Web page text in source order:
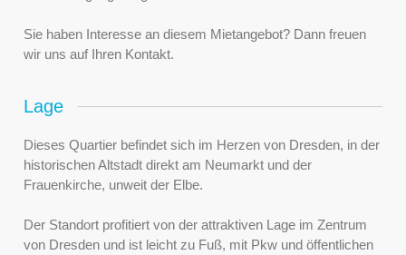
Sie haben Interesse an diesem Mietangebot? Dann freuen
wir uns auf Ihren Kontakt.
Lage
Dieses Quartier befindet sich im Herzen von Dresden, in der
historischen Altstadt direkt am Neumarkt und der
Frauenkirche, unweit der Elbe.
Der Standort profitiert von der attraktiven Lage im Zentrum
von Dresden und ist leicht zu Fuß, mit Pkw und öffentlichen